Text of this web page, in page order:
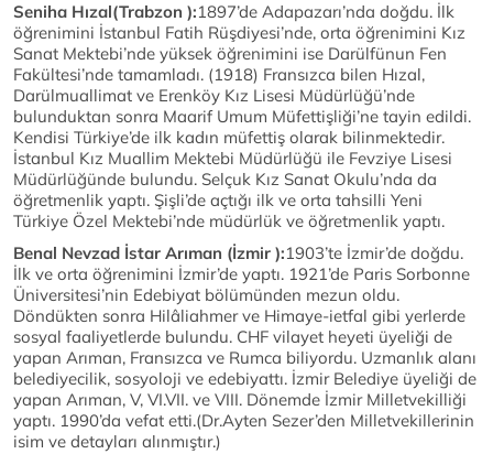
Seniha Hızal(Trabzon ):1897’de Adapazarı’nda doğdu. İlk
öğrenimini İstanbul Fatih Rüşdiyesi’nde, orta öğrenimini Kız
Sanat Mektebi’nde yüksek öğrenimini ise Darülfünun Fen
Fakültesi’nde tamamladı. (1918) Fransızca bilen Hızal,
Darülmuallimat ve Erenköy Kız Lisesi Müdürlüğü’nde
bulunduktan sonra Maarif Umum Müfettişliği’ne tayin edildi.
Kendisi Türkiye’de ilk kadın müfettiş olarak bilinmektedir.
İstanbul Kız Muallim Mektebi Müdürlüğü ile Fevziye Lisesi
Müdürlüğünde bulundu. Selçuk Kız Sanat Okulu’nda da
öğretmenlik yaptı. Şişli’de açtığı ilk ve orta tahsilli Yeni
Türkiye Özel Mektebi’nde müdürlük ve öğretmenlik yaptı.
Benal Nevzad İstar Arıman (İzmir ):1903’te İzmir’de doğdu.
İlk ve orta öğrenimini İzmir’de yaptı. 1921’de Paris Sorbonne
Üniversitesi’nin Edebiyat bölümünden mezun oldu.
Döndükten sonra Hilâliahmer ve Himaye-ietfal gibi yerlerde
sosyal faaliyetlerde bulundu. CHF vilayet heyeti üyeliği de
yapan Arıman, Fransızca ve Rumca biliyordu. Uzmanlık alanı
belediyecilik, sosyoloji ve edebiyattı. İzmir Belediye üyeliği de
yapan Arıman, V, VI.VII. ve VIII. Dönemde İzmir Milletvekilliği
yaptı. 1990’da vefat etti.(Dr.Ayten Sezer’den Milletvekillerinin
isim ve detayları alınmıştır.)